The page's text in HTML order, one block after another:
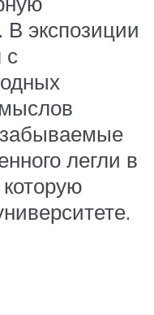
экспозиции
с
легли в